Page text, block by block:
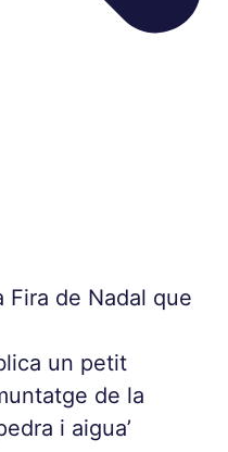
Fira de Nadal que
un petit
de la
i aigua’